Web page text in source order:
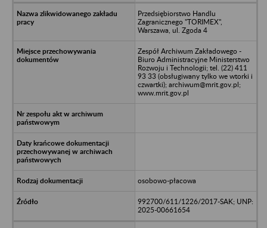
Przedsiębiorstwo Handlu
Zagranicznego "TORIMEX",
Warszawa, ul. Zgoda 4
Zespół Archiwum Zakładowego -
Biuro Administracyjne Ministerstwo
Rozwoju i Technologii; tel. (22) 411
93 33 (obsługiwany tylko we wtorki i
czwartki); archiwum@mrit.gov.pl;
www.mrit.gov.pl
osobowo-płacowa
992700/611/1226/2017-SAK; UNP:
2025-00661654